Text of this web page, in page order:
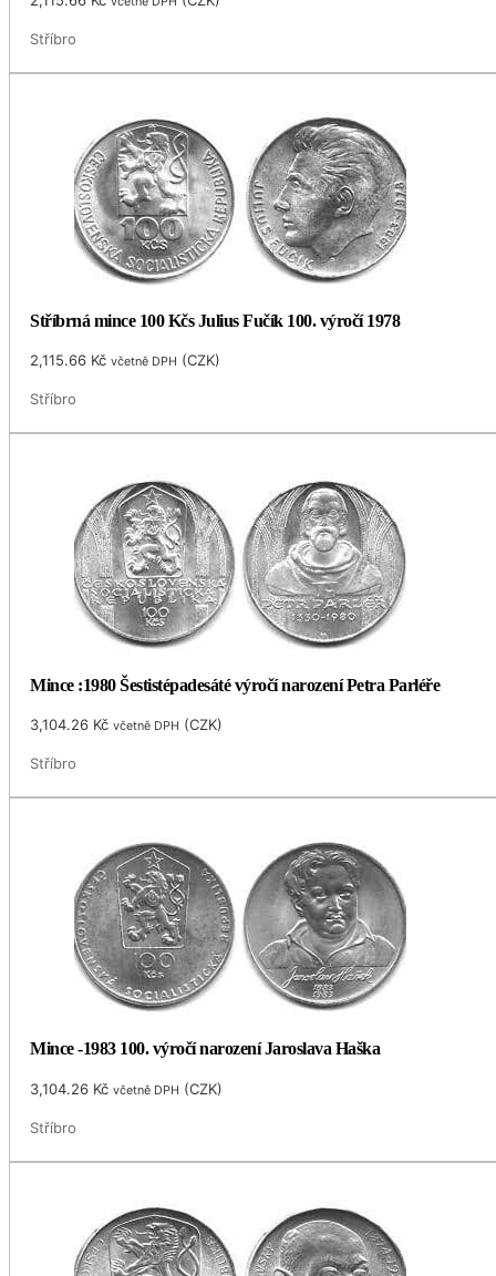
Stříbro
Stříbrná mince 100 Kčs Julius Fučík 100. výročí 1978
2,115.66 Kč včetně DPH (CZK)
Stříbro
Mince :1980 Šestistépadesáté výročí narození Petra Parléře
3,104.26 Kč včetně DPH (CZK)
Stříbro
Mince -1983 100. výročí narození Jaroslava Haška
3,104.26 Kč včetně DPH (CZK)
Stříbro